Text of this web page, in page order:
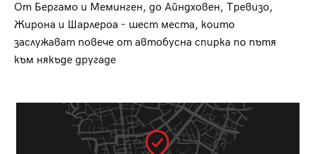
От Бергамо и Меминген, до Айндховен, Тревизо,
Жирона и Шарлероа - шест места, които
заслужават повече от автобусна спирка по пътя
към някъде другаде